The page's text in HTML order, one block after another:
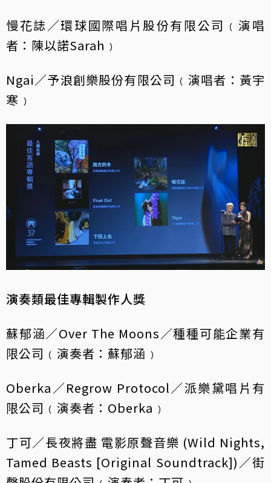
慢花誌／環球國際唱片股份有限公司﹙演唱
者：陳以諾Sarah﹚
Ngai／予浪創樂股份有限公司﹙演唱者：黃宇
寒﹚
演奏類最佳專輯製作人獎
蘇郁涵／Over The Moons／種種可能企業有
限公司﹙演奏者：蘇郁涵﹚
Oberka／Regrow Protocol／派樂黛唱片有
限公司﹙演奏者：Oberka﹚
丁可／長夜將盡 電影原聲音樂 (Wild Nights,
Tamed Beasts [Original Soundtrack])／街